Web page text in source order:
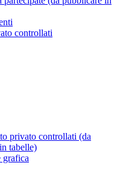
controllati
privato controllati (da
tabelle)
grafica